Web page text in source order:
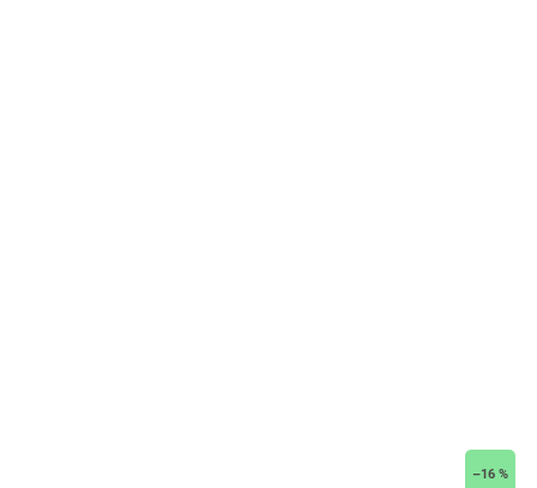
–16 %